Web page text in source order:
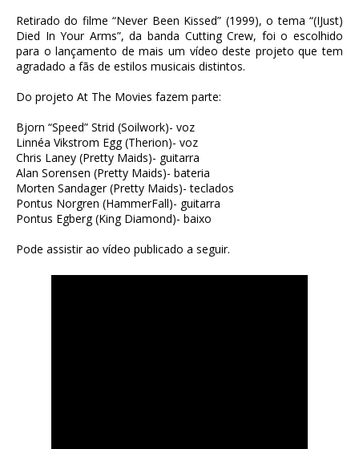
Retirado do filme “Never Been Kissed” (1999), o tema “(IJust)
Died In Your Arms”, da banda Cutting Crew, foi o escolhido
para o lançamento de mais um vídeo deste projeto que tem
agradado a fãs de estilos musicais distintos.
Do projeto At The Movies fazem parte:
Bjorn “Speed” Strid (Soilwork)- voz
Linnéa Vikstrom Egg (Therion)- voz
Chris Laney (Pretty Maids)- guitarra
Alan Sorensen (Pretty Maids)- bateria
Morten Sandager (Pretty Maids)- teclados
Pontus Norgren (HammerFall)- guitarra
Pontus Egberg (King Diamond)- baixo
Pode assistir ao vídeo publicado a seguir.